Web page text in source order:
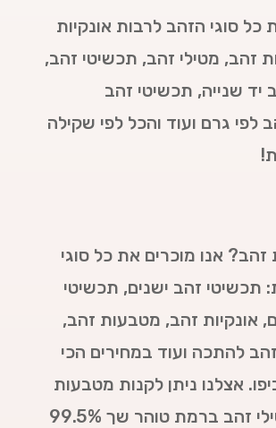
כל סוגי הזהב לרבות אונקיות
זהב, מטילי זהב, תכשיטי זהב,
יד שנייה, תכשיטי זהב
לפי גרם ועוד והכל לפי שקילה
זהב? אנו מוכרים את כל סוגי
תכשיטי זהב ישנים, תכשיטי
אונקיות זהב, מטבעות זהב,
להתכה ועוד במחירים הכי
אצלנו ניתן לקנות מטבעות
אמתיים ומטילי זהב ברמת טוהר שך 99.5%